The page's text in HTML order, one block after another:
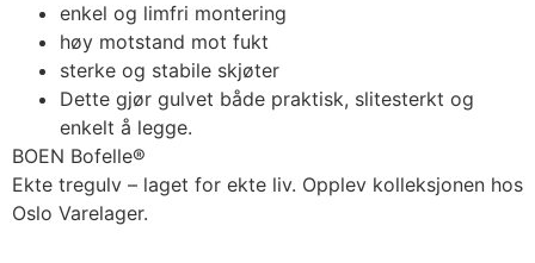
enkel og limfri montering
høy motstand mot fukt
sterke og stabile skjøter
Dette gjør gulvet både praktisk, slitesterkt og
enkelt å legge.
BOEN Bofelle®
Ekte tregulv – laget for ekte liv. Opplev kolleksjonen hos
Oslo Varelager.